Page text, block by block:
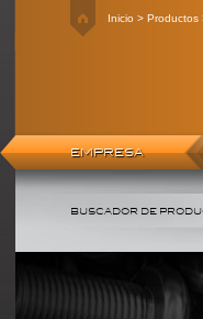
Inicio > Productos
EMPRESA
BUSCADOR DE